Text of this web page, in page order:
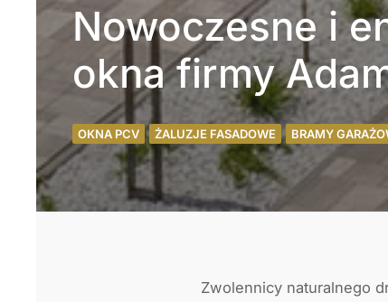
Nowoczesne i
okna firmy
OKNA PCV ŻALUZJE FASADOWE BRAMY
Zwolennicy naturalnego